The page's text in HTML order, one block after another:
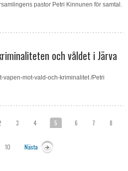
pastor Petri Kinnunen för samtal.
och våldet i Järva
vapen-mot-vald-och-kriminalitet /Petri
3 4 5 6 7 8
10 Nästa